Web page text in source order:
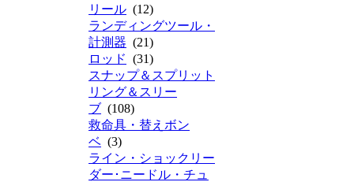
リール (12)
ランディングツール・
計測器 (21)
ロッド (31)
スナップ＆スプリット
リング＆スリー
ブ (108)
救命具・替えボン
ベ (3)
ライン・ショックリー
ダー･ニードル・チュ